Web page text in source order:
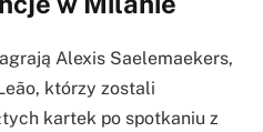
Alexis Saelemaekers,
którzy zostali
kartek po spotkaniu z